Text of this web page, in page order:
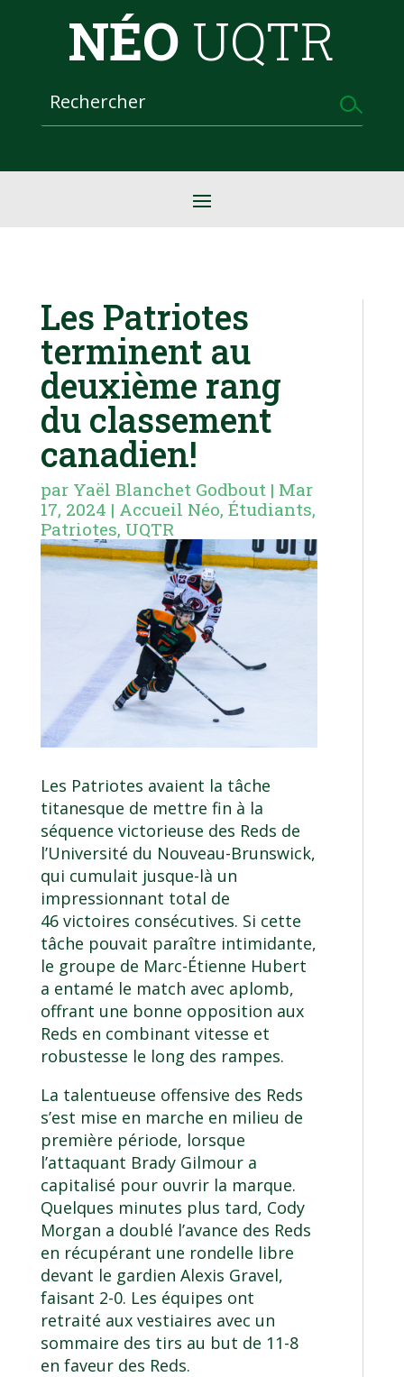
NÉO UQTR
Les Patriotes
terminent au
deuxième rang
du classement
canadien!
par Yaël Blanchet Godbout| Mar
17, 2024 | Accueil Néo, Étudiants,
Patriotes, UQTR
Les Patriotes avaient la tâche
titanesque de mettre fin à la
séquence victorieuse des Reds de
l’Université du Nouveau-Brunswick,
qui cumulait jusque-là un
impressionnant total de
46 victoires consécutives. Si cette
tâche pouvait paraître intimidante,
le groupe de Marc-Étienne Hubert
a entamé le match avec aplomb,
offrant une bonne opposition aux
Reds en combinant vitesse et
robustesse le long des rampes.
La talentueuse offensive des Reds
s’est mise en marche en milieu de
première période, lorsque
l’attaquant Brady Gilmour a
capitalisé pour ouvrir la marque.
Quelques minutes plus tard, Cody
Morgan a doublé l’avance des Reds
en récupérant une rondelle libre
devant le gardien Alexis Gravel,
faisant 2-0. Les équipes ont
retraité aux vestiaires avec un
sommaire des tirs au but de 11-8
en faveur des Reds.